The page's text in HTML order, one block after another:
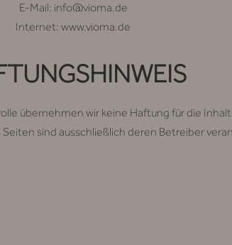
E-Mail: info@vioma.de
Internet: www.vioma.de
übernehmen wir keine Haftung für die
sind ausschließlich deren Betreiber